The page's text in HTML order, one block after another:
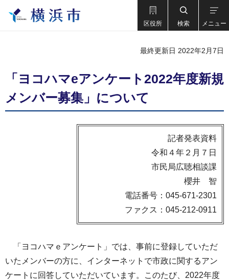
区役所 検索 メニュー
最終更新日 2022年2月7日
「ヨコハマeアンケート2022年度新規
メンバー募集」について
記者発表資料
令和４年２月７日
市民局広聴相談課
櫻井 智
電話番号：045-671-2301
ファクス：045-212-0911
「ヨコハマｅアンケート」では、事前に登録していただ
いたメンバーの方に、インターネットで市政に関するアン
ケートに回答していただいています。このたび、2022年度